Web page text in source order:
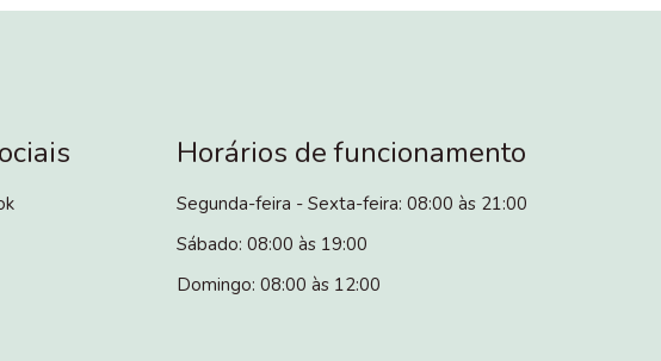
Horários de funcionamento
Segunda-feira - Sexta-feira: 08:00 às 21:00
Sábado: 08:00 às 19:00
Domingo: 08:00 às 12:00